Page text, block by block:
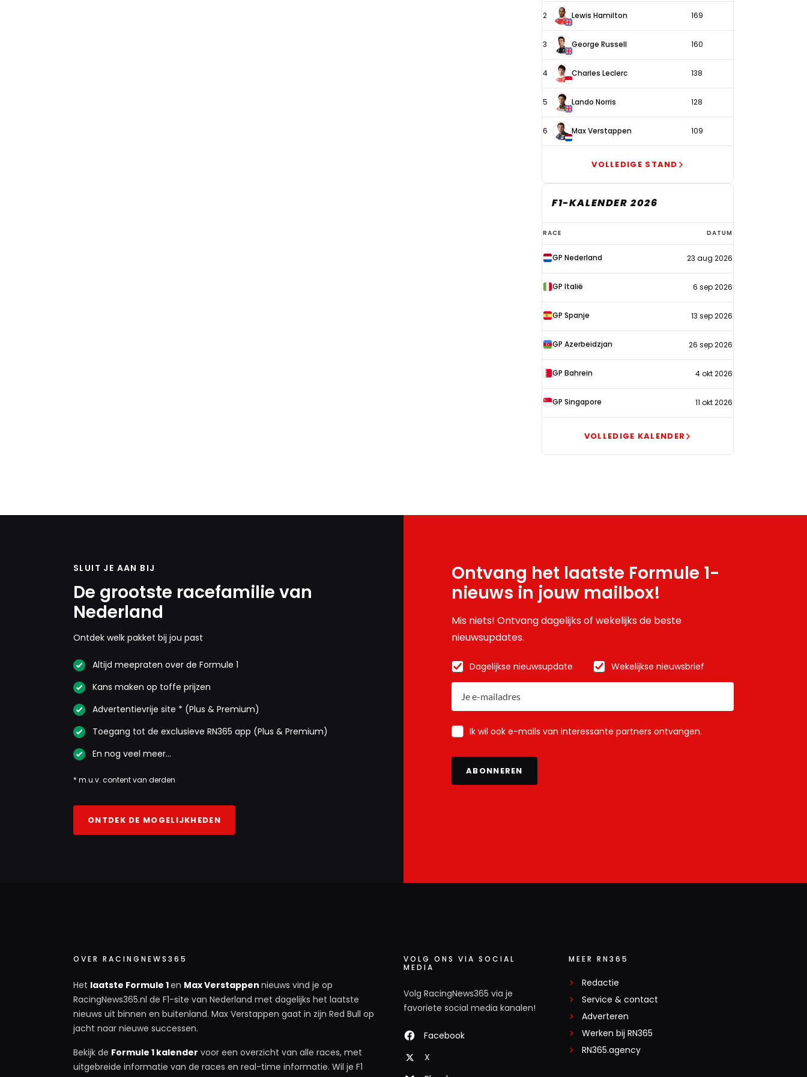
2 Lewis Hamilton 169
3 George Russell 160
4 Charles Leclerc 138
5 Lando Norris 128
6 Max Verstappen 109
VOLLEDIGE STAND
F1-KALENDER 2026
F1-
kalender
2026
RACE DATUM
GP Nederland 23 aug 2026
GP Italië 6 sep 2026
GP Spanje 13 sep 2026
GP Azerbeidzjan 26 sep 2026
GP Bahrein 4 okt 2026
GP Singapore 11 okt 2026
VOLLEDIGE KALENDER
SLUIT JE AAN BIJ
De grootste racefamilie van
Nederland
Ontdek welk pakket bij jou past
Altijd meepraten over de Formule 1
Kans maken op toffe prijzen
Advertentievrije site * (Plus & Premium)
Toegang tot de exclusieve RN365 app (Plus & Premium)
En nog veel meer…
* m.u.v. content van derden
ONTDEK DE MOGELIJKHEDEN
Ontvang het laatste Formule 1-
nieuws in jouw mailbox!
Mis niets! Ontvang dagelijks of wekelijks de beste
nieuwsupdates.
Dagelijkse nieuwsupdate Wekelijkse nieuwsbrief
Ik wil ook e-mails van interessante partners ontvangen.
ABONNEREN
OVER RACINGNEWS365
Het laatste Formule 1en Max Verstappen nieuws vind je op
RacingNews365.nl de F1-site van Nederland met dagelijks het laatste
nieuws uit binnen en buitenland. Max Verstappen gaat in zijn Red Bull op
jacht naar nieuwe successen.
Bekijk de Formule 1 kalender voor een overzicht van alle races, met
uitgebreide informatie van de races en real-time informatie. Wil je F1
VOLG ONS VIA SOCIAL
MEDIA
Volg RacingNews365 via je
favoriete social media kanalen!
Facebook
X
MEER RN365
Redactie
Service & contact
Adverteren
Werken bij RN365
RN365.agency